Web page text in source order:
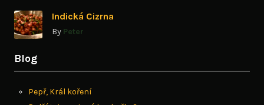
Indická Cizrna
By Peter
Blog
Pepř, Král koření